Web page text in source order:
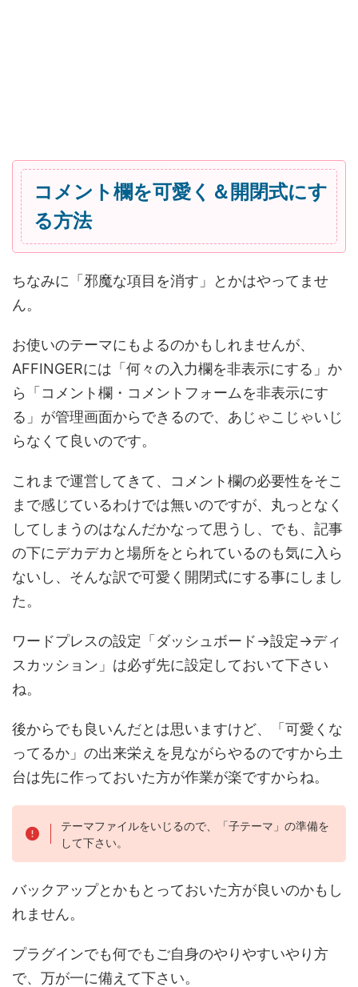
コメント欄を可愛く＆開閉式にす
る方法
ちなみに「邪魔な項目を消す」とかはやってませ
ん。
お使いのテーマにもよるのかもしれませんが、
AFFINGERには「何々の入力欄を非表示にする」か
ら「コメント欄・コメントフォームを非表示にす
る」が管理画面からできるので、あじゃこじゃいじ
らなくて良いのです。
これまで運営してきて、コメント欄の必要性をそこ
まで感じているわけでは無いのですが、丸っとなく
してしまうのはなんだかなって思うし、でも、記事
の下にデカデカと場所をとられているのも気に入ら
ないし、そんな訳で可愛く開閉式にする事にしまし
た。
ワードプレスの設定「ダッシュボード→設定→ディ
スカッション」は必ず先に設定しておいて下さい
ね。
後からでも良いんだとは思いますけど、「可愛くな
ってるか」の出来栄えを見ながらやるのですから土
台は先に作っておいた方が作業が楽ですからね。
テーマファイルをいじるので、「子テーマ」の準備を
して下さい。
バックアップとかもとっておいた方が良いのかもし
れません。
プラグインでも何でもご自身のやりやすいやり方
で、万が一に備えて下さい。